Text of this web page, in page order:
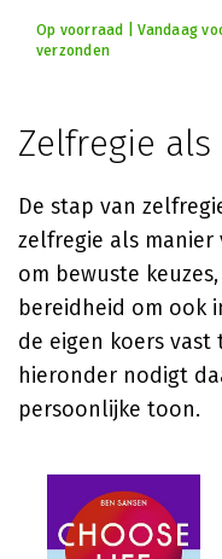
Op voorraad | Vandaag
verzonden
Zelfregie
De stap van
zelfregie als
om bewuste
bereidheid om ook
de eigen koers
hieronder nodigt
persoonlijke toon.